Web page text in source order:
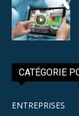
CATÉGORIE
ENTREPRISES